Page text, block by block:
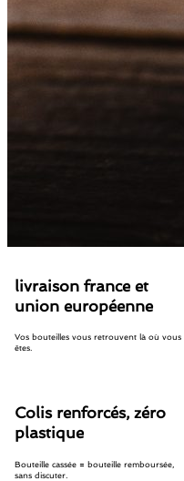
livraison france et
union européenne
Vos bouteilles vous retrouvent là où vous
êtes.
Colis renforcés, zéro
plastique
Bouteille cassée = bouteille remboursée,
sans discuter.